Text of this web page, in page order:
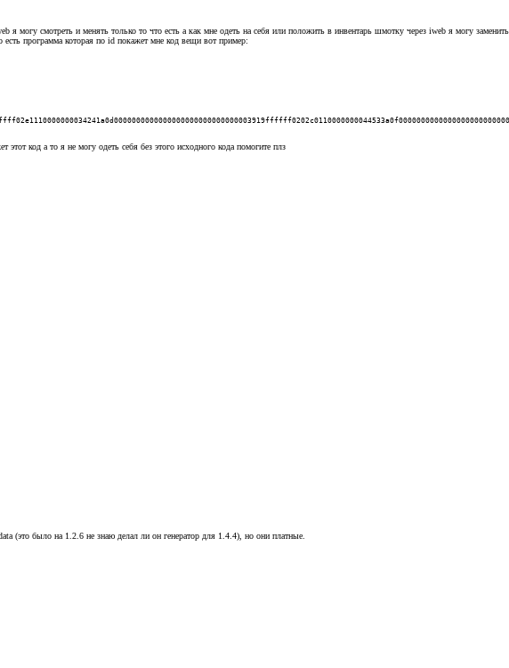
я могу смотреть и менять только то что есть а как мне одеть на себя или положить в инвентарь шмотку через iweb я могу
есть программа которая по id покажет мне код вещи вот пример:
код а то я не могу одеть себя без этого исходного кода помогите плз
(это было на 1.2.6 не знаю делал ли он генератор для 1.4.4), но они платные.